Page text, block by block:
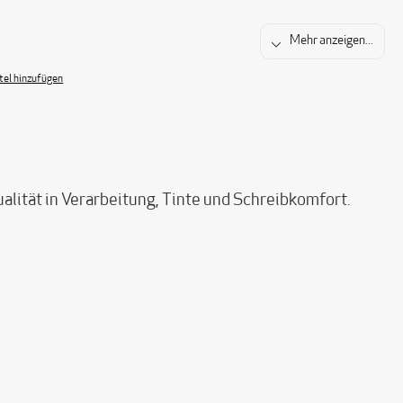
Mehr anzeigen...
hinzufügen
in Verarbeitung, Tinte und Schreibkomfort.